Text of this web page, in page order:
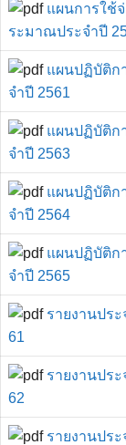
แผนการใช้
ระมาณประจำปี
แผนปฏิบัติก
จำปี 2561
แผนปฏิบัติก
จำปี 2563
แผนปฏิบัติก
จำปี 2564
แผนปฏิบัติก
จำปี 2565
รายงานประ
61
รายงานประ
62
รายงานประ